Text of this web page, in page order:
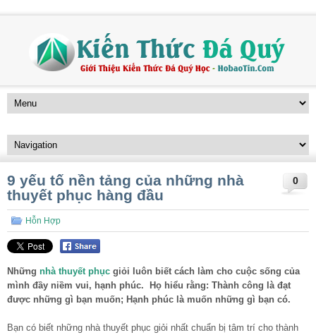
0
9 yếu tố nền tảng của những nhà
thuyết phục hàng đầu
Hỗn Hợp
Những nhà thuyết phục giỏi luôn biết cách làm cho cuộc sống của
mình đầy niềm vui, hạnh phúc. Họ hiểu rằng: Thành công là đạt
được những gì bạn muốn; Hạnh phúc là muốn những gì bạn có.
Bạn có biết những nhà thuyết phục giỏi nhất chuẩn bị tâm trí cho thành